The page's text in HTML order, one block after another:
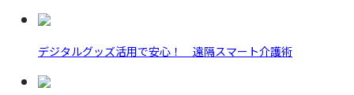
デジタルグッズ活用で安心！ 遠隔スマート介護術